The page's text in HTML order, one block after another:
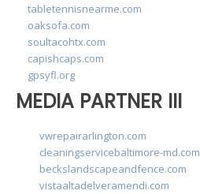
tabletennisnearme.com
oaksofa.com
soultacohtx.com
capishcaps.com
gpsyfl.org
MEDIA PARTNER III
vwrepairarlington.com
cleaningservicebaltimore-md.com
beckslandscapeandfence.com
vistaaltadelveramendi.com